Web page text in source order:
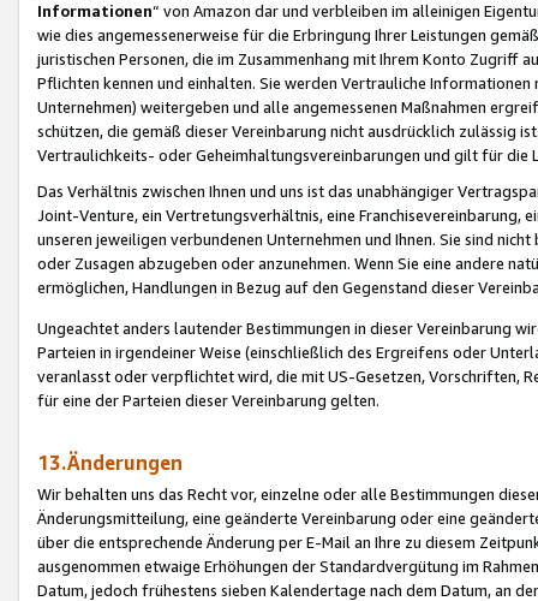
Informationen“ von Amazon dar und verbleiben im alleinigen
wie dies angemessenerweise für die Erbringung Ihrer Leistungen
juristischen Personen, die im Zusammenhang mit Ihrem Konto
Pflichten kennen und einhalten. Sie werden Vertrauliche
Unternehmen) weitergeben und alle angemessenen Maßnahmen
schützen, die gemäß dieser Vereinbarung nicht ausdrücklich zulässig
Vertraulichkeits- oder Geheimhaltungsvereinbarungen und gilt für die
Das Verhältnis zwischen Ihnen und uns ist das unabhängiger
Joint-Venture, ein Vertretungsverhältnis, eine Franchisevereinbarung,
unseren jeweiligen verbundenen Unternehmen und Ihnen. Sie sind
oder Zusagen abzugeben oder anzunehmen. Wenn Sie eine andere
ermöglichen, Handlungen in Bezug auf den Gegenstand dieser
Ungeachtet anders lautender Bestimmungen in dieser Vereinbarung
Parteien in irgendeiner Weise (einschließlich des Ergreifens oder
veranlasst oder verpflichtet wird, die mit US-Gesetzen, Vorschriften,
für eine der Parteien dieser Vereinbarung gelten.
13.Änderungen
Wir behalten uns das Recht vor, einzelne oder alle Bestimmungen
Änderungsmitteilung, eine geänderte Vereinbarung oder eine
über die entsprechende Änderung per E-Mail an Ihre zu diesem
ausgenommen etwaige Erhöhungen der Standardvergütung im
Datum, jedoch frühestens sieben Kalendertage nach dem Datum, an